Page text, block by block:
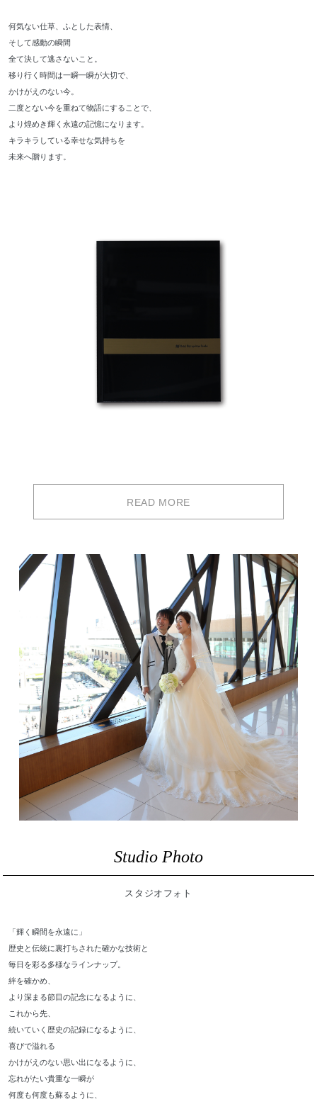
何気ない仕草、ふとした表情、
そして感動の瞬間
全て決して逃さないこと。
移り行く時間は一瞬一瞬が大切で、
かけがえのない今。
二度とない今を重ねて物語にすることで、
より煌めき輝く永遠の記憶になります。
キラキラしている幸せな気持ちを
未来へ贈ります。
READ MORE
Studio Photo
スタジオフォト
「輝く瞬間を永遠に」
歴史と伝統に裏打ちされた確かな技術と
毎日を彩る多様なラインナップ。
絆を確かめ、
より深まる節目の記念になるように、
これから先、
続いていく歴史の記録になるように、
喜びで溢れる
かけがえのない思い出になるように、
忘れがたい貴重な一瞬が
何度も何度も蘇るように、